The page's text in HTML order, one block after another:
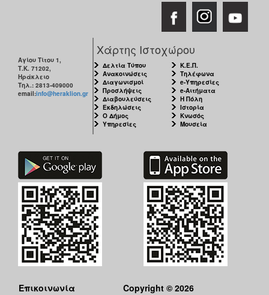
Αγίου Τίτου 1,
Τ.Κ. 71202,
Ηράκλειο
Τηλ.: 2813-409000
email:info@heraklion.gr
Χάρτης Ιστοχώρου
Δελτία Τύπου
Ανακοινώσεις
Διαγωνισμοί
Προσλήψεις
Διαβουλεύσεις
Εκδηλώσεις
Ο Δήμος
Υπηρεσίες
Κ.Ε.Π.
Τηλέφωνα
e-Υπηρεσίες
e-Αιτήματα
Η Πόλη
Ιστορία
Κνωσός
Μουσεία
Επικοινωνία
Copyright © 2026